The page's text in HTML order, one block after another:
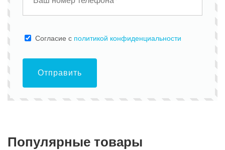
Cогласие с политикой конфиденциальности
Отправить
Популярные товары